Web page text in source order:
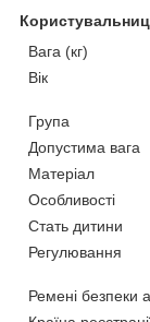
Вага (кг)
Вік
Група
Допустима вага
Матеріал
Особливості
Стать дитини
Регулювання
Ремені безпеки